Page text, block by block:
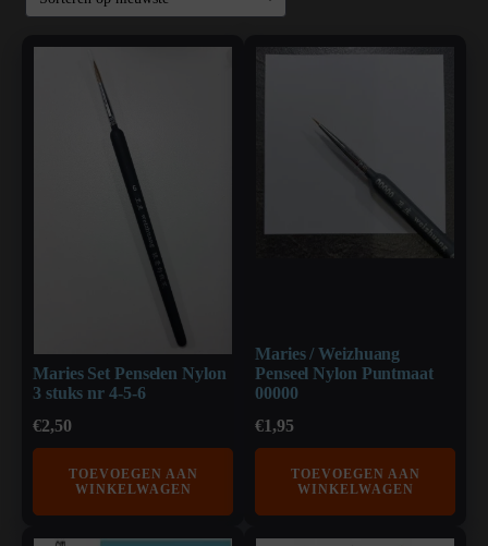
Maries Set Penselen Nylon
3 stuks nr 4-5-6
€2,50
TOEVOEGEN AAN
WINKELWAGEN
Maries / Weizhuang
Penseel Nylon Puntmaat
00000
€1,95
TOEVOEGEN AAN
WINKELWAGEN